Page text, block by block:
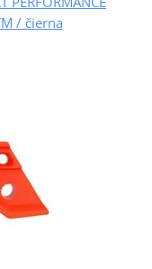
/ čierna